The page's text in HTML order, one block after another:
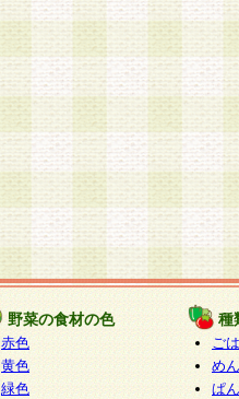
野菜の食材の色
赤色
黄色
緑色
種
ご
めん
ぱん